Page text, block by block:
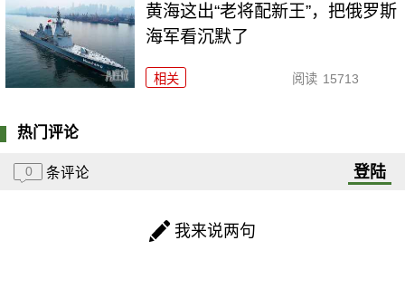
黄海这出“老将配新王”，把俄罗斯
海军看沉默了
相关 阅读 15713
热门评论
0 条评论 登陆
我来说两句